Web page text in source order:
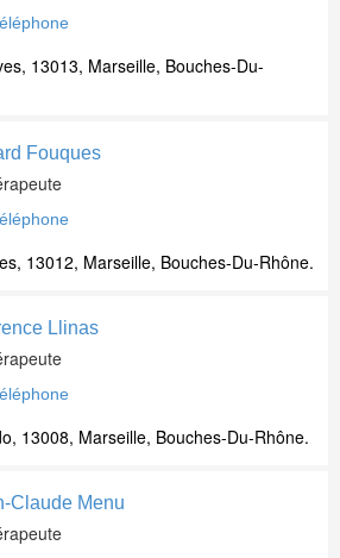
13013, Marseille, Bouches-Du-
Fouques
13012, Marseille, Bouches-Du-Rhône.
Llinas
13008, Marseille, Bouches-Du-Rhône.
Claude Menu